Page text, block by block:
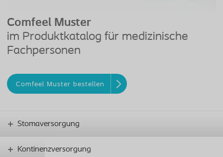
Comfeel Muster
im Produktkatalog für medizinische
Fachpersonen
Comfeel Muster bestellen
Stomaversorgung
Kontinenzversorgung